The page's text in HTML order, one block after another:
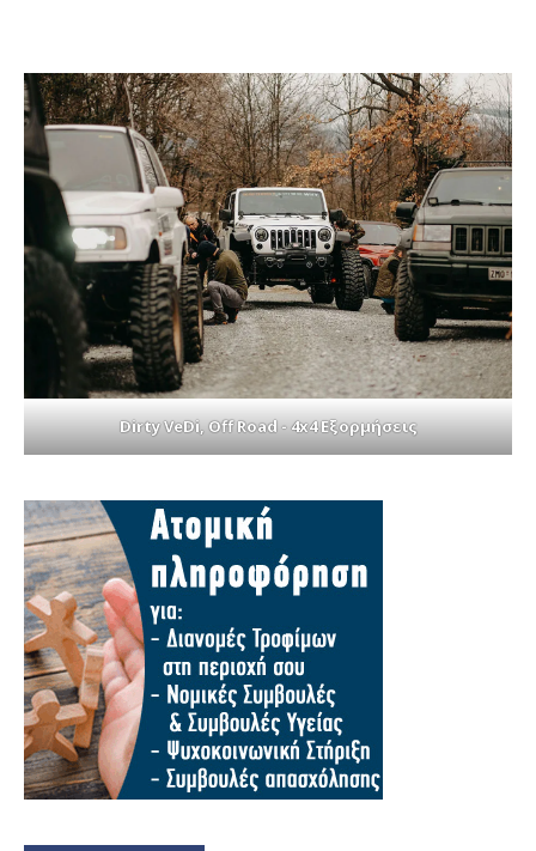
Dirty VeDi, Off Road - 4x4 Εξορμήσεις